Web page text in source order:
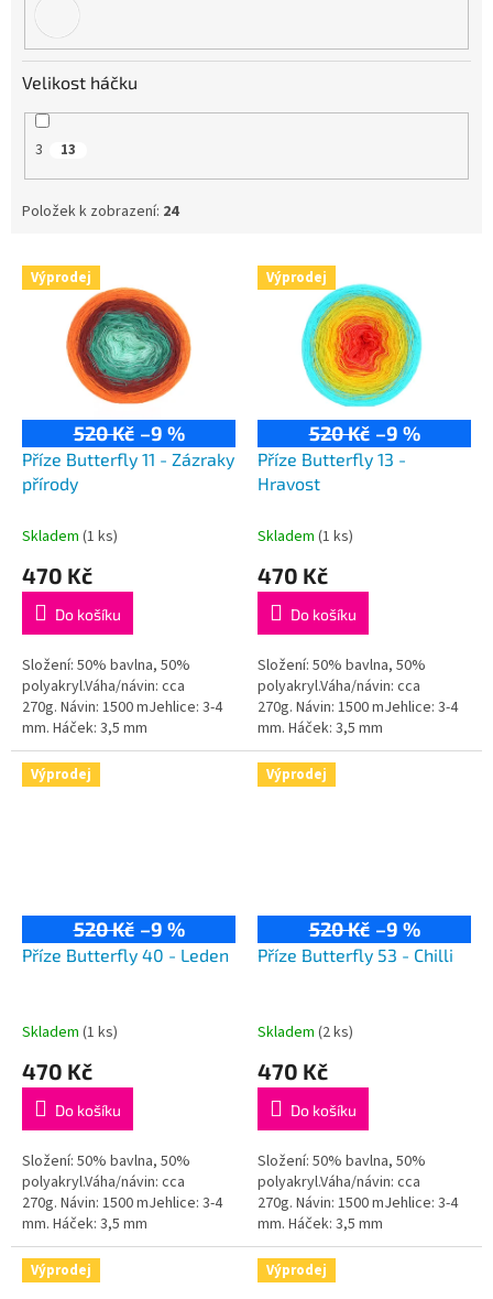
Velikost háčku
3 13
Položek k zobrazení: 24
V Výprodej
520 Kč –9 %
Příze Butterfly 11 - Zázraky
přírody
Skladem (1 ks)
470 Kč
Do košíku
Složení: 50% bavlna, 50%
polyakryl.Váha/návin: cca
270g. Návin: 1500 mJehlice: 3-4
mm. Háček: 3,5 mm
Výprodej
520 Kč –9 %
Příze Butterfly 13 -
Hravost
Skladem (1 ks)
470 Kč
Do košíku
Složení: 50% bavlna, 50%
polyakryl.Váha/návin: cca
270g. Návin: 1500 mJehlice: 3-4
mm. Háček: 3,5 mm
Výprodej
520 Kč –9 %
Příze Butterfly 40 - Leden
Skladem (1 ks)
470 Kč
Do košíku
Složení: 50% bavlna, 50%
polyakryl.Váha/návin: cca
270g. Návin: 1500 mJehlice: 3-4
mm. Háček: 3,5 mm
Výprodej
520 Kč –9 %
Příze Butterfly 53 - Chilli
Skladem (2 ks)
470 Kč
Do košíku
Složení: 50% bavlna, 50%
polyakryl.Váha/návin: cca
270g. Návin: 1500 mJehlice: 3-4
mm. Háček: 3,5 mm
Výprodej Výprodej